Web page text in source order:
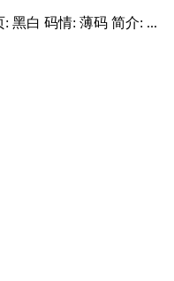
黑白 码情: 薄码 简介: ...